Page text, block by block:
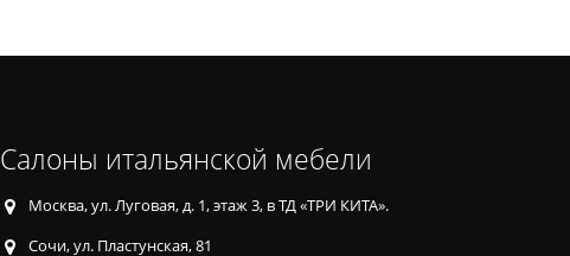
Салоны итальянской мебели
Москва, ул. Луговая, д. 1, этаж 3, в ТД «ТРИ КИТА».
Сочи, ул. Пластунская, 81